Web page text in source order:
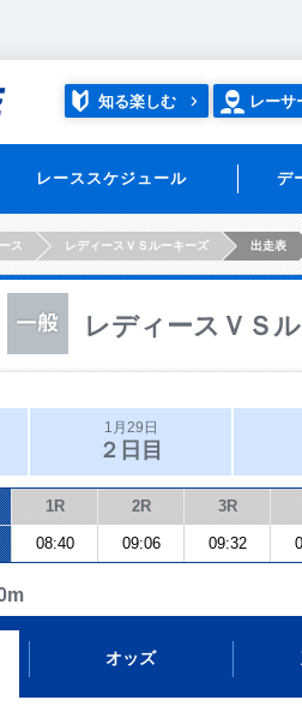
知る楽しむ レーサ
レーススケジュール デ
ス レディースＶＳルーキーズ 出走表
レディースＶＳ
1月29日
２日目
1R 2R 3R
08:40 09:06 09:32
オッズ